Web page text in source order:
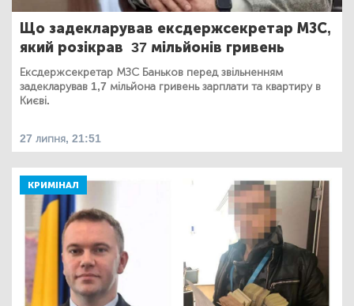
Що задекларував ексдержсекретар МЗС,
який розікрав 37 мільйонів гривень
Ексдержсекретар МЗС Баньков перед звільненням
задекларував 1,7 мільйона гривень зарплати та квартиру в
Києві.
27 липня, 21:51
КРИМІНАЛ